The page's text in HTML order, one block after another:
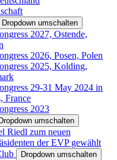
Dropdown umschalten
2027, Ostende,
2026, Posen, Polen
2025, Kolding,
29-31 May 2024 in
France
2023
Dropdown umschalten
Riedl zum neuen
der EVP gewählt
Dropdown umschalten